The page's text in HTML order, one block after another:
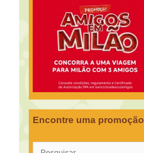
Encontre uma promoção
Pesquisar